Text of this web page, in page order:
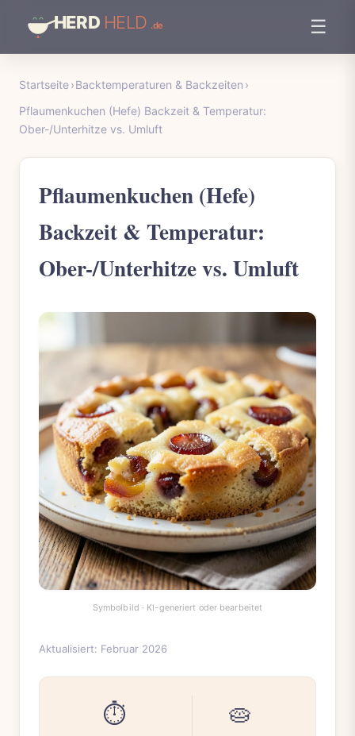
☰
Startseite›Backtemperaturen & Backzeiten ›
Pflaumenkuchen (Hefe) Backzeit & Temperatur:
Ober-/Unterhitze vs. Umluft
Pflaumenkuchen (Hefe)
Backzeit & Temperatur:
Ober-/Unterhitze vs. Umluft
Aktualisiert: Februar 2026
⏱️ 🥧